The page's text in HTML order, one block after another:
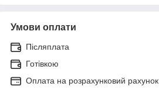
Умови оплати
Післяплата
Готівкою
Оплата на розрахунковий рахунок